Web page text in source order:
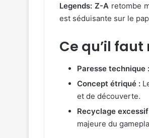
Legends: Z-A retombe
est séduisante sur le
Ce qu’il
Paresse technique :
Concept étriqué :
et de découverte.
Recyclage
majeure du